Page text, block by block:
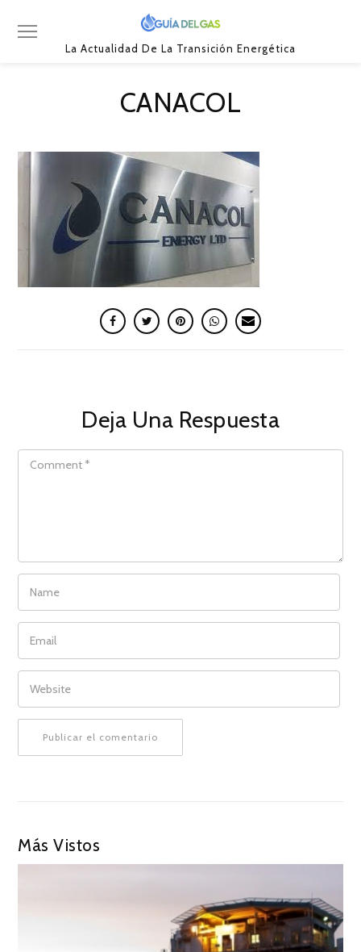
La Actualidad De La Transición Energética
CANACOL
Deja Una Respuesta
COMMENT
NAME
EMAIL
WEBSITE
Más Vistos